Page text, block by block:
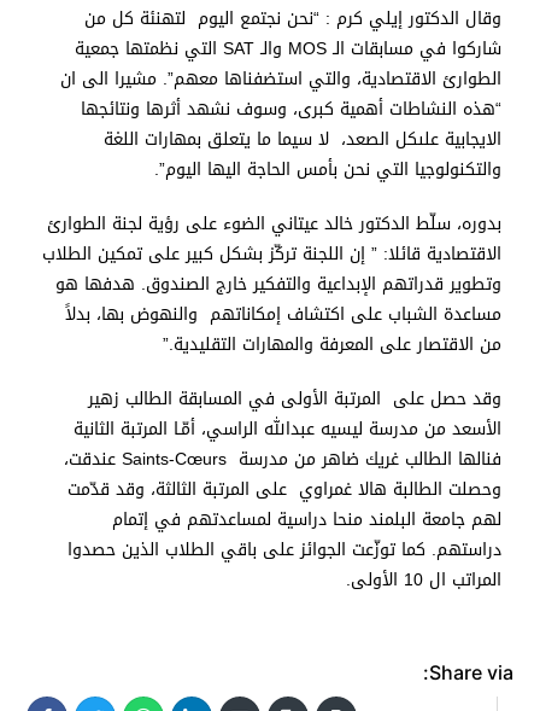
وقال الدكتور إيلي كرم : “نحن نجتمع اليوم لتهنئة كل من
شاركوا في مسابقات الـ MOS والـ SAT التي نظمتها جمعية
الطوارئ الاقتصادية، والتي استضفناها معهم”. مشيرا الى ان
“هذه النشاطات أهمية كبرى، وسوف نشهد أثرها ونتائجها
الايجابية علىكل الصعد، لا سيما ما يتعلق بمهارات اللغة
والتكنولوجيا التي نحن بأمس الحاجة اليها اليوم”.
بدوره، سلّط الدكتور خالد عيتاني الضوء على رؤية لجنة الطوارئ
الاقتصادية قائلا: ” إن اللجنة تركّز بشكل كبير على تمكين الطلاب
وتطوير قدراتهم الإبداعية والتفكير خارج الصندوق. هدفها هو
مساعدة الشباب على اكتشاف إمكاناتهم والنهوض بها، بدلاً
من الاقتصار على المعرفة والمهارات التقليدية.”
وقد حصل على المرتبة الأولى في المسابقة الطالب زهير
الأسعد من مدرسة ليسيه عبدالله الراسي، أمّـا المرتبة الثانية
فنالها الطالب غريك ضاهر من مدرسة Saints-Cœurs عندقت،
وحصلت الطالبة هالا غمراوي على المرتبة الثالثة، وقد قدّمت
لهم جامعة البلمند منحا دراسية لمساعدتهم في إتمام
دراستهم. كما توزّعت الجوائز على باقي الطلاب الذين حصدوا
المراتب ال 10 الأولى.
Share via: